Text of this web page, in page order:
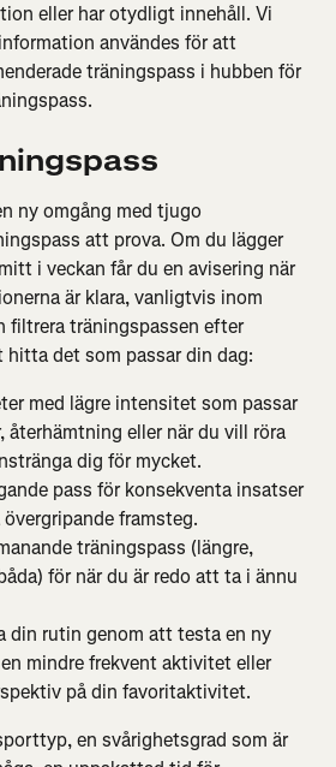
eller har otydligt innehåll. Vi
användes för att
träningspass i hubben för
ny omgång med tjugo
att prova. Om du lägger
i veckan får du en avisering när
är klara, vanligtvis inom
filtrera träningspassen efter
det som passar din dag:
med lägre intensitet som passar
återhämtning eller när du vill röra
dig för mycket.
pass för konsekventa insatser
framsteg.
träningspass (längre,
för när du är redo att ta i ännu
din rutin genom att testa en ny
mindre frekvent aktivitet eller
på din favoritaktivitet.
en svårighetsgrad som är